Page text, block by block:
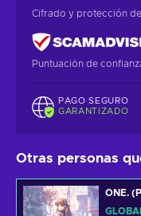
Cifrado y protección
Puntuación de
PAGO SEGURO
GARANTIZADO
Otras personas
ONE.